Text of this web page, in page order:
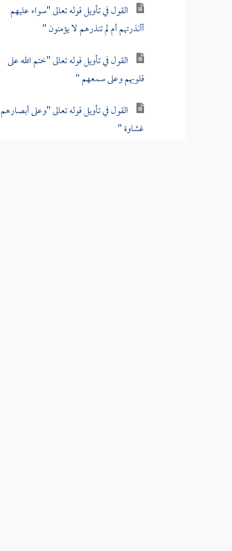
القول في تأويل قوله تعالى "سواء عليهم
أأنذرتهم أم لم تنذرهم لا يؤمنون "
القول في تأويل قوله تعالى "ختم الله على
قلوبهم وعلى سمعهم "
القول في تأويل قوله تعالى "وعلى أبصارهم
غشاوة "